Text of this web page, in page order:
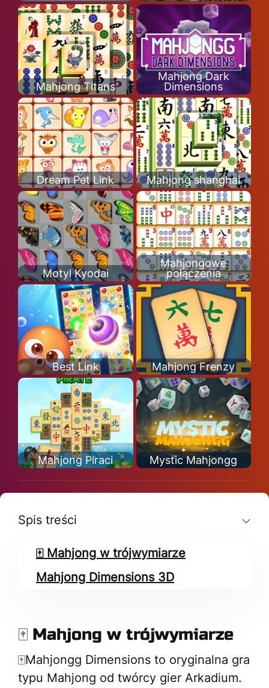
Mahjong Titans
Mahjong Dark
Dimensions
Dream Pet Link Mahjong shanghai
Motyl Kyodai
Mahjongowe
połączenia
Best Link Mahjong Frenzy
Mahjong Piraci Mystic Mahjongg
Spis treści
🀄 Mahjong w trójwymiarze
Mahjong Dimensions 3D
🀄 Mahjong w trójwymiarze
🀄Mahjongg Dimensions to oryginalna gra
typu Mahjong od twórcy gier Arkadium.